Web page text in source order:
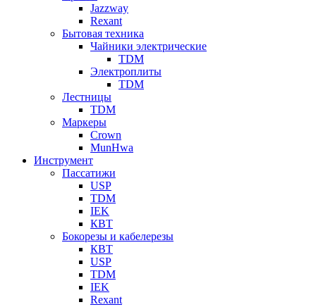
Jazzway
Rexant
Бытовая техника
Чайники электрические
TDM
Электроплиты
TDM
Лестницы
TDM
Маркеры
Crown
MunHwa
Инструмент
Пассатижи
USP
TDM
IEK
КВТ
Бокорезы и кабелерезы
КВТ
USP
TDM
IEK
Rexant